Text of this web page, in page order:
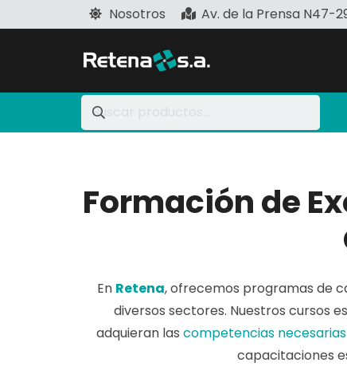
Nosotros Av. de la Prensa N47-
Formación de
En Retena, ofrecemos programas de
diversos sectores. Nuestros cursos
adquieran las competencias necesarias
capacitaciones